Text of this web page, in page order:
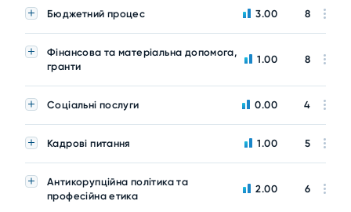
Бюджетний процес 3.00 8
Фінансова та матеріальна допомога,
гранти
1.00 8
Соціальні послуги 0.00 4
Кадрові питання 1.00 5
Антикорупційна політика та
професійна етика
2.00 6